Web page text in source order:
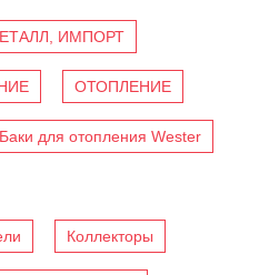
ИМПОРТ
ОТОПЛЕНИЕ
Баки для отопления Wester
Коллекторы